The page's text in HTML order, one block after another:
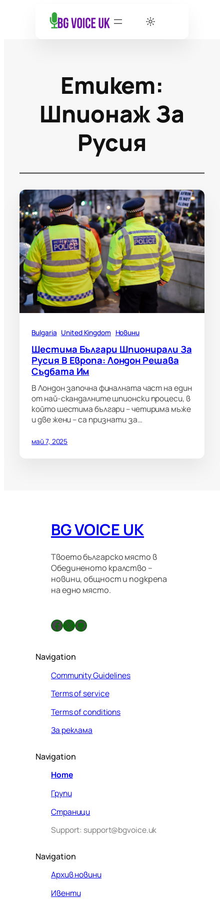
Етикет:
Шпионаж За
Русия
Bulgaria United Kingdom Новини
Шестима Българи Шпионирали За
Русия В Европа: Лондон Решава
Съдбата Им
В Лондон започна финалната част на един
от най-скандалните шпионски процеси, в
който шестима българи – четирима мъже
и две жени – са признати за…
май 7, 2025
BG VOICE UK
Твоето българско място в
Обединеното кралство –
новини, общност и подкрепа
на едно място.
Facebook X GitHub
Navigation
Community Guidelines
Terms of service
Terms of conditions
За реклама
Navigation
Home
Групи
Страници
Support: support@bgvoice.uk
Navigation
Архив новини
Ивенти